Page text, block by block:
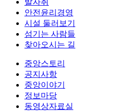
발자취
안전윤리경영
시설 둘러보기
섬기는 사람들
찾아오시는 길
중앙스토리
공지사항
중앙이야기
정보마당
동영상자료실